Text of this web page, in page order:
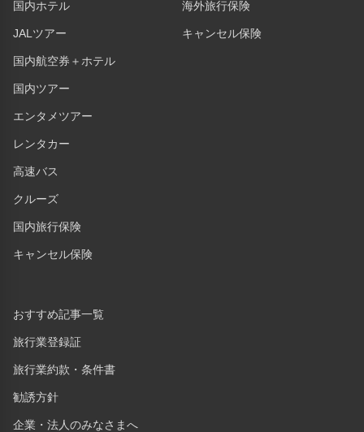
国内ホテル
JALツアー
国内航空券＋ホテル
国内ツアー
エンタメツアー
レンタカー
高速バス
クルーズ
国内旅行保険
キャンセル保険
海外旅行保険
キャンセル保険
おすすめ記事一覧
旅行業登録証
旅行業約款・条件書
勧誘方針
企業・法人のみなさまへ